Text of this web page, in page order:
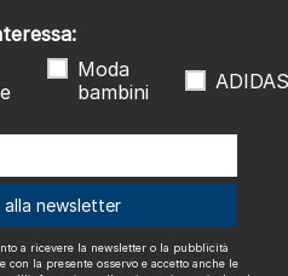
GmbH e con la presente
le informazioni alla voce
consenso in qualsiasi momento
Moda
bambini
ADIDAS
newsletter
a ricevere la newsletter o la pubblicità
con la presente osservo e accetto anche le